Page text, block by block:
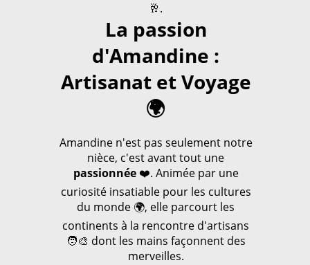
🥂.
La passion
d'Amandine :
Artisanat et Voyage
🌍
Amandine n'est pas seulement notre
nièce, c'est avant tout une
passionnée❤️. Animée par une
curiosité insatiable pour les cultures
du monde 🌍, elle parcourt les
continents à la rencontre d'artisans
🧑‍🎨 dont les mains façonnent des
merveilles.